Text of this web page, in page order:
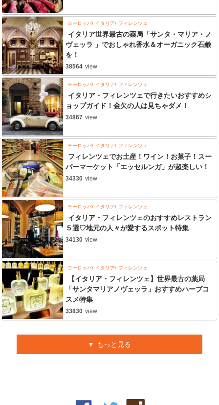
ヨーロッパ イタリア フィレンツェ
イタリア世界最古の薬局「サンタ・マリア・ノ
ヴェッラ 」でおしゃれ香水＆オーガニック石鹸
を！
38564 view
ヨーロッパ イタリア フィレンツェ
イタリア・フィレンツェで行きたいおすすめシ
ョップガイド！金欠の人は見ちゃダメ！
34867 view
ヨーロッパ イタリア フィレンツェ
フィレンツェでお土産！ワイン！お菓子！スー
パーマーケット「エッセルンガ」が超楽しい！
34330 view
ヨーロッパ イタリア フィレンツェ
イタリア・フィレンツェのおすすめレストラン
５選♡地元の人々が愛するスポット特集
34130 view
ヨーロッパ イタリア フィレンツェ
【イタリア・フィレンツェ】世界最古の薬局
「サンタマリアノヴェッラ」おすすめハーブコ
スメ特集
33830 view
もっと見る